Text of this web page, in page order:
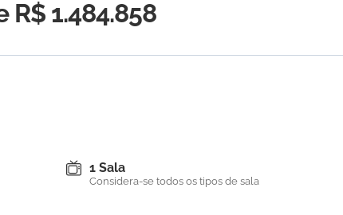
R$ 1.484.858
1 Sala
Considera-se todos os tipos de sala